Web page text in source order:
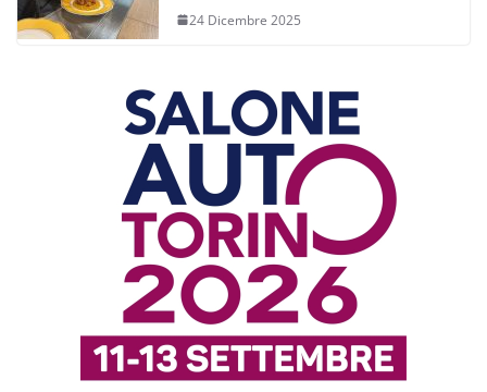
24 Dicembre 2025